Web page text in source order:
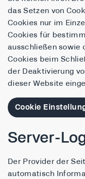
das Setzen von
Cookies nur im
Cookies für
ausschließen sowie
Cookies beim
der Deaktivierung
dieser Website
Cookie
Server-
Der Provider der
automatisch